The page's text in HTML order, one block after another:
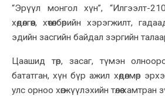
“Эрүүл монгол хүн”, “Илгээлт-
хөдөлгөөн, хөтөлбөрийн хэрэгжилт,
эдийн засгийн байдал зэргийн
Цаашид төр, засаг, түмэн
бататган, хүн бүр ажил хөдөлмөр
улс орноо хөгжүүлэхийн төлөө хамтран